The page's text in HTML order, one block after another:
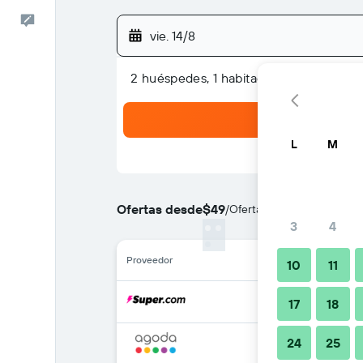
Comentarios
vie. 14/8
2 huéspedes, 1 habitación
Ofertas desde$49/Oferta más barata de
Proveedor
L M
3 4
10 11
17 18
24 25